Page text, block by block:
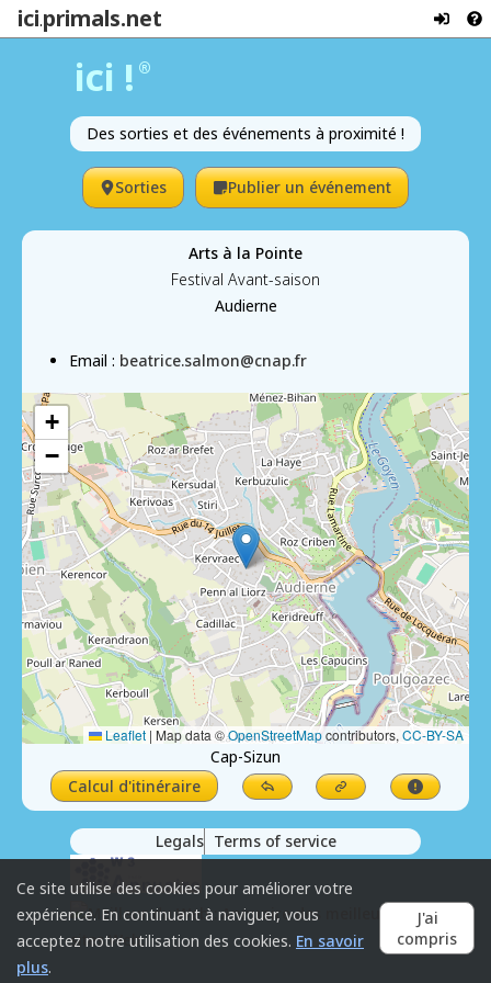
ici.primals.net
ici ! ®
Des sorties et des événements à proximité !
Sorties Publier un événement
Arts à la Pointe
Festival Avant-saison
Audierne
Email : beatrice.salmon@cnap.fr
+
−
Leaflet | Map data ©OpenStreetMapcontributors, CC-BY-SA
Cap-Sizun
Calcul d'itinéraire
Legals Terms of service
Ce site utilise des cookies pour améliorer votre
expérience. En continuant à naviguer, vous
acceptez notre utilisation des cookies. En savoir
plus.
J'ai
compris